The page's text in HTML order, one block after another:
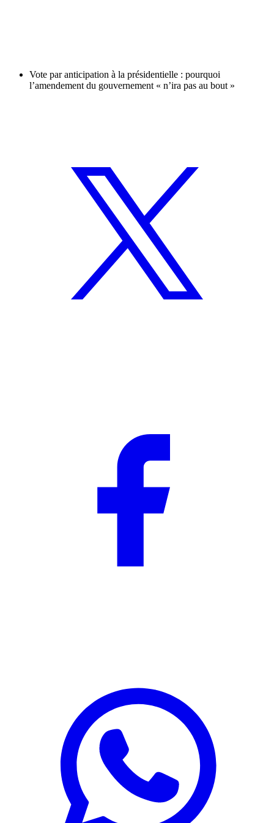
Vote par anticipation à la présidentielle : pourquoi
l’amendement du gouvernement « n’ira pas au bout »